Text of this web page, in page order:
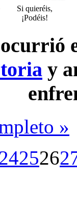
Si quieréis,
¡Podéis!
y
»
2526